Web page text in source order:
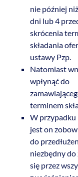
nie później
dni lub 4
skrócenia
składania
ustawy Pzp.
Natomiast
wpłynąć do
terminem
W przypadku
jest on
do
niezbędny
się przez